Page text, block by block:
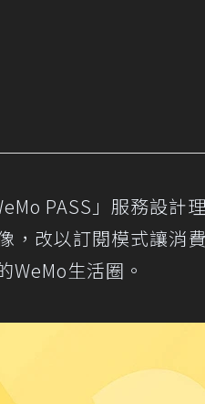
PASS」服務設計
，改以訂閱模式讓消
生活圈。